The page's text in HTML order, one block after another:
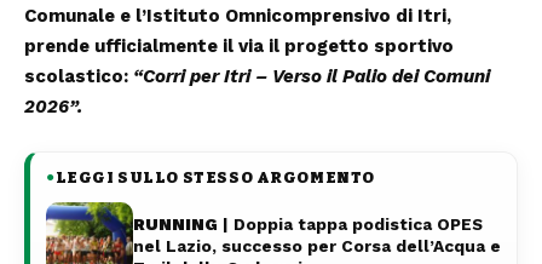
Comunale e l’Istituto Omnicomprensivo di Itri,
prende ufficialmente il via il progetto sportivo
scolastico: “Corri per Itri – Verso il Palio dei Comuni
2026”.
●LEGGI SULLO STESSO ARGOMENTO
RUNNING | Doppia tappa podistica OPES
nel Lazio, successo per Corsa dell’Acqua e